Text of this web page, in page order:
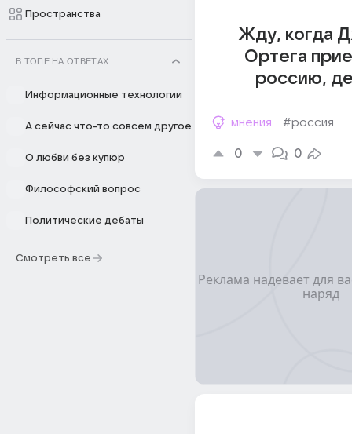
Пространства
В ТОПЕ НА ОТВЕТАХ
Информационные технологии
А сейчас что-то совсем другое
О любви без купюр
Философский вопрос
Политические дебаты
Смотреть все
Жду, когда
Ортега
россию,
мнения #россия
0 0